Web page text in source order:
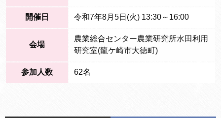
開催日 令和7年8月5日(火) 13:30～16:00
会場
農業総合センター農業研究所水田利用
研究室(龍ケ崎市大徳町)
参加人数 62名